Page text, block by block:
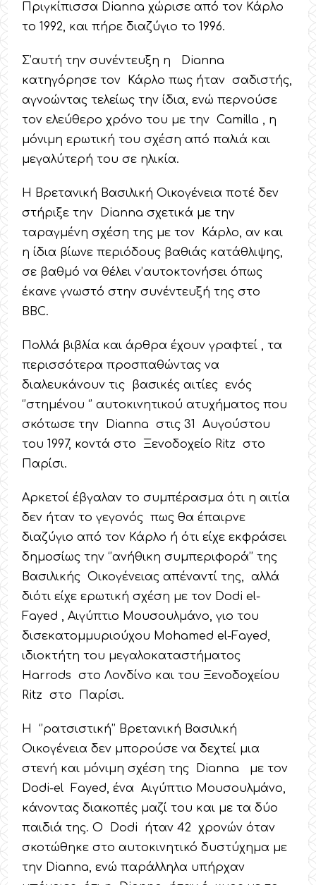
Πριγκίπισσα Dianna χώρισε από τον Κάρλο
το 1992, και πήρε διαζύγιο το 1996.
Σ’αυτή την συνέντευξη η Dianna
κατηγόρησε τον Κάρλο πως ήταν σαδιστής,
αγνοώντας τελείως την ίδια, ενώ περνούσε
τον ελεύθερο χρόνο του με την Camilla , η
μόνιμη ερωτική του σχέση από παλιά και
μεγαλύτερή του σε ηλικία.
Η Βρετανική Βασιλική Οικογένεια ποτέ δεν
στήριξε την Dianna σχετικά με την
ταραγμένη σχέση της με τον Κάρλο, αν και
η ίδια βίωνε περιόδους βαθιάς κατάθλιψης,
σε βαθμό να θέλει ν’αυτοκτονήσει όπως
έκανε γνωστό στην συνέντευξή της στο
BBC.
Πολλά βιβλία και άρθρα έχουν γραφτεί , τα
περισσότερα προσπαθώντας να
διαλευκάνουν τις βασικές αιτίες ενός
‘’στημένου ‘’ αυτοκινητικού ατυχήματος που
σκότωσε την Dianna στις 31 Αυγούστου
του 1997, κοντά στο Ξενοδοχείο Ritz στο
Παρίσι.
Αρκετοί έβγαλαν το συμπέρασμα ότι η αιτία
δεν ήταν το γεγονός πως θα έπαιρνε
διαζύγιο από τον Κάρλο ή ότι είχε εκφράσει
δημοσίως την ‘’ανήθικη συμπεριφορά’’ της
Βασιλικής Οικογένειας απέναντί της, αλλά
διότι είχε ερωτική σχέση με τον Dodi el-
Fayed , Αιγύπτιο Μουσουλμάνο, γιο του
δισεκατομμυριούχου Mohamed el-Fayed,
ιδιοκτήτη του μεγαλοκαταστήματος
Harrods στο Λονδίνο και του Ξενοδοχείου
Ritz στο Παρίσι.
Η ‘’ρατσιστική’’ Βρετανική Βασιλική
Οικογένεια δεν μπορούσε να δεχτεί μια
στενή και μόνιμη σχέση της Dianna με τον
Dodi-el Fayed, ένα Αιγύπτιο Μουσουλμάνο,
κάνοντας διακοπές μαζί του και με τα δύο
παιδιά της. Ο Dodi ήταν 42 χρονών όταν
σκοτώθηκε στο αυτοκινητικό δυστύχημα με
την Dianna, ενώ παράλληλα υπήρχαν